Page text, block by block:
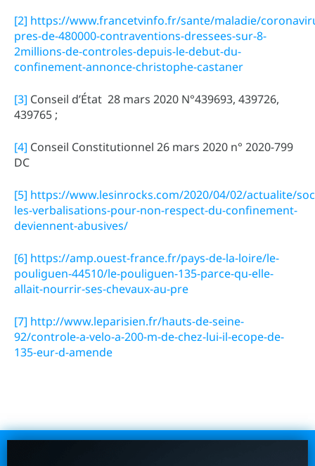
[2] https://www.francetvinfo.fr/sante/maladie/
pres-de-480000-contraventions-dressees-sur-8-
2millions-de-controles-depuis-le-debut-du-
confinement-annonce-christophe-castaner
[3] Conseil d’État 28 mars 2020 N°439693, 439726,
439765 ;
[4] Conseil Constitutionnel 26 mars 2020 n° 2020-799
DC
[5] https://www.lesinrocks.com/2020/04/02/actualite/
les-verbalisations-pour-non-respect-du-confinement-
deviennent-abusives/
[6] https://amp.ouest-france.fr/pays-de-la-loire/le-
pouliguen-44510/le-pouliguen-135-parce-qu-elle-
allait-nourrir-ses-chevaux-au-pre
[7] http://www.leparisien.fr/hauts-de-seine-
92/controle-a-velo-a-200-m-de-chez-lui-il-ecope-de-
135-eur-d-amende